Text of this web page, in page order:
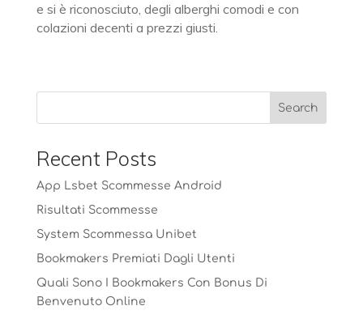
e si è riconosciuto, degli alberghi comodi e con
colazioni decenti a prezzi giusti.
Recent Posts
App Lsbet Scommesse Android
Risultati Scommesse
System Scommessa Unibet
Bookmakers Premiati Dagli Utenti
Quali Sono I Bookmakers Con Bonus Di
Benvenuto Online